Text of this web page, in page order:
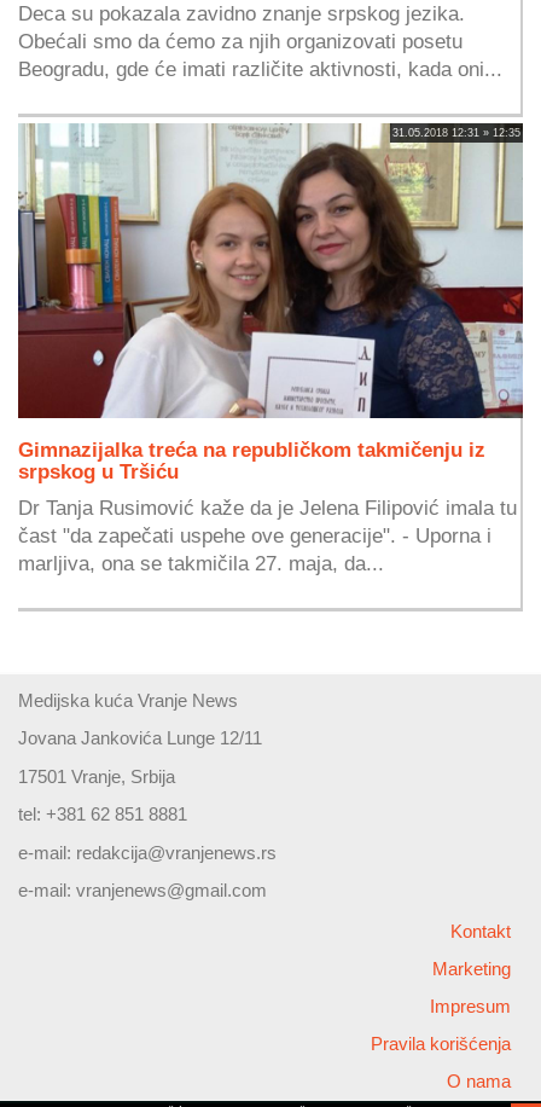
Deca su pokazala zavidno znanje srpskog jezika.
Obećali smo da ćemo za njih organizovati posetu
Beogradu, gde će imati različite aktivnosti, kada oni...
31.05.2018 12:31 » 12:35
Gimnazijalka treća na republičkom takmičenju iz
srpskog u Tršiću
Dr Tanja Rusimović kaže da je Jelena Filipović imala tu
čast "da zapečati uspehe ove generacije". - Uporna i
marljiva, ona se takmičila 27. maja, da...
Medijska kuća Vranje News
Jovana Jankovića Lunge 12/11
17501 Vranje, Srbija
tel: +381 62 851 8881
e-mail: redakcija@vranjenews.rs
e-mail: vranjenews@gmail.com
Kontakt
Marketing
Impresum
Pravila korišćenja
O nama